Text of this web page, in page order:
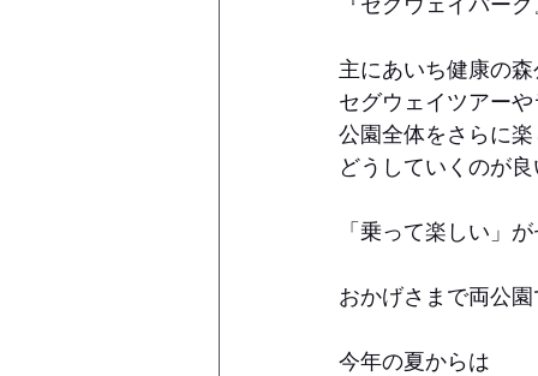
主にあいち健康の
セグウェイツアー
公園全体をさらに
どうしていくのが
「乗って楽しい」
おかげさまで両公
今年の夏からは